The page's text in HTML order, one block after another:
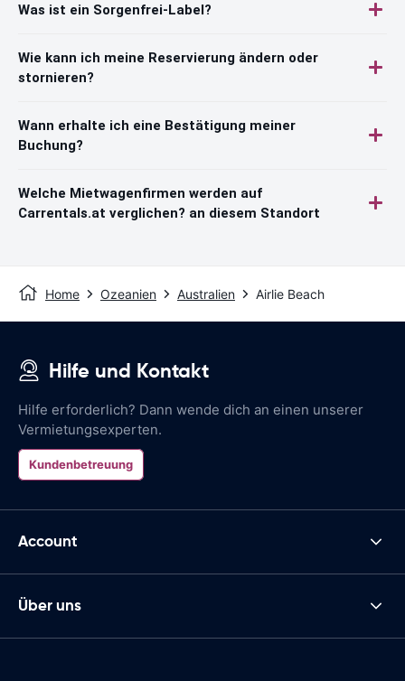
Was ist ein Sorgenfrei-Label?
Wie kann ich meine Reservierung ändern oder
stornieren?
Wann erhalte ich eine Bestätigung meiner
Buchung?
Welche Mietwagenfirmen werden auf
Carrentals.at verglichen? an diesem Standort
Home Ozeanien Australien Airlie Beach
Hilfe und Kontakt
Hilfe erforderlich? Dann wende dich an einen unserer
Vermietungsexperten.
Kundenbetreuung
Account
Über uns